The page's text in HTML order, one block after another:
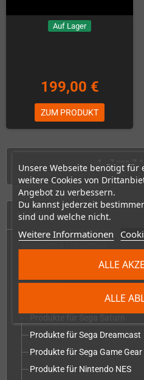
Unsere Webseite benötigt für
weitere Cookies von
Angebot zu verbessern.
Du kannst jederzeit
sind und welche nicht.
Weitere Informationen
ALLE
ALLE
START
PC-Handhelds & UMPCs
Produkte für
Produkte für Sega Mega Drive
Produkte für Sega Dreamcast
Produkte für Sega Game Gear
Produkte für Nintendo NES
Auf Lager
199,00 €
ZUM PRODUKT
1 - 7 von 7